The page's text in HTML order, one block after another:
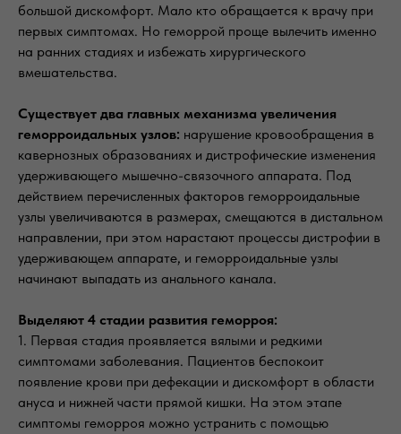
большой дискомфорт. Мало кто обращается к врачу при
первых симптомах. Но геморрой проще вылечить именно
на ранних стадиях и избежать хирургического
вмешательства.
Существует два главных механизма увеличения
геморроидальных узлов: нарушение кровообращения в
кавернозных образованиях и дистрофические изменения
удерживающего мышечно-связочного аппарата. Под
действием перечисленных факторов геморроидальные
узлы увеличиваются в размерах, смещаются в дистальном
направлении, при этом нарастают процессы дистрофии в
удерживающем аппарате, и геморроидальные узлы
начинают выпадать из анального канала.
Выделяют 4 стадии развития геморроя:
1. Первая стадия проявляется вялыми и редкими
симптомами заболевания. Пациентов беспокоит
появление крови при дефекации и дискомфорт в области
ануса и нижней части прямой кишки. На этом этапе
симптомы геморроя можно устранить с помощью